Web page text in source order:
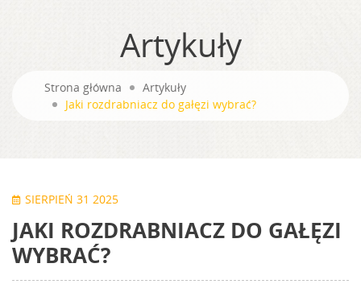
Artykuły
Strona główna
Artykuły
Jaki rozdrabniacz do gałęzi wybrać?
SIERPIEŃ 31 2025
JAKI ROZDRABNIACZ DO GAŁĘZI
WYBRAĆ?